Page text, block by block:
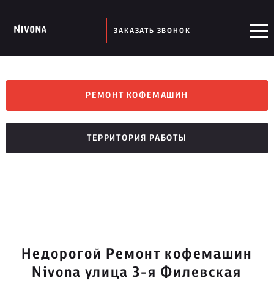
ЗАКАЗАТЬ ЗВОНОК
РЕМОНТ КОФЕМАШИН
ТЕРРИТОРИЯ РАБОТЫ
Недорогой Ремонт кофемашин
Nivona улица 3-я Филевская